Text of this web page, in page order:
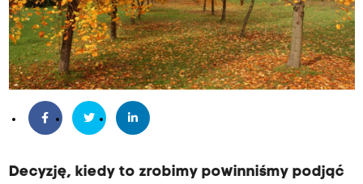
Decyzję, kiedy to zrobimy powinniśmy podjąć